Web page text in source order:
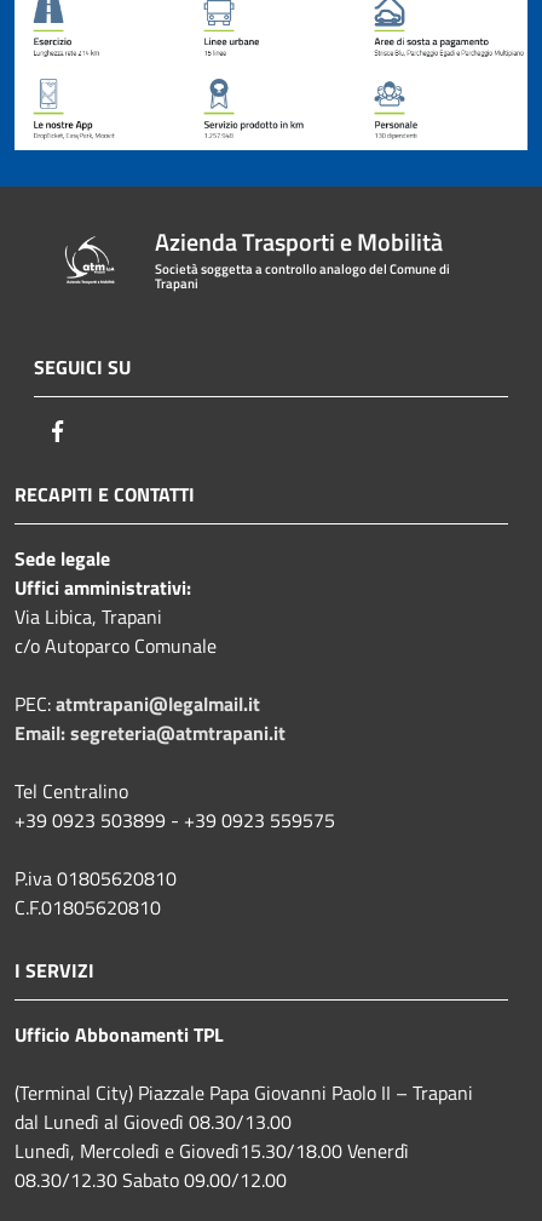
Azienda Trasporti e Mobilità
Società soggetta a controllo analogo del Comune di
Trapani
SEGUICI SU
RECAPITI E CONTATTI
Sede legale
Uffici amministrativi:
Via Libica, Trapani
c/o Autoparco Comunale
PEC:atmtrapani@legalmail.it
Email:segreteria@atmtrapani.it
Tel Centralino
+39 0923 503899 - +39 0923 559575
P.iva 01805620810
C.F.01805620810
I SERVIZI
Ufficio Abbonamenti TPL
(Terminal City) Piazzale Papa Giovanni Paolo II – Trapani
dal Lunedì al Giovedì 08.30/13.00
Lunedì, Mercoledì e Giovedì15.30/18.00 Venerdì
08.30/12.30 Sabato 09.00/12.00